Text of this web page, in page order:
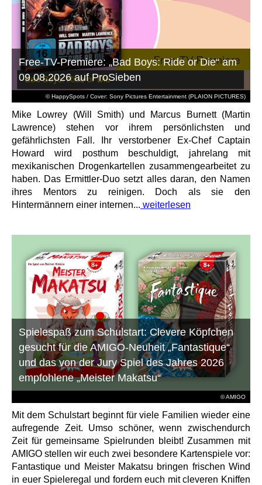
© HappySpots / Cover: Sony Pictures Entertainment (PLAION PICTURES)
Free-TV-Premiere: „Bad Boys: Ride or Die“ am
09.08.2026 auf ProSieben
Mike Lowrey (Will Smith) und Marcus Burnett (Martin
Lawrence) stehen vor ihrem persönlichsten und
gefährlichsten Fall. Ihr verstorbener Ex-Chef Captain
Howard wird posthum beschuldigt, jahrelang mit
mexikanischen Drogenkartellen zusammengearbeitet zu
haben. Das Ermittler-Duo setzt alles daran, den Namen
ihres Mentors zu reinigen. Doch als sie den
Hintermännern einer internen... weiterlesen
© AMIGO
Spielespaß zum Schulstart: Clevere Köpfchen
gesucht für die AMIGO-Neuheit „Fantastique“
und das von der Jury Spiel des Jahres 2026
empfohlene „Meister Makatsu“
Mit dem Schulstart beginnt für viele Familien wieder eine
aufregende Zeit. Umso schöner, wenn zwischendurch
Zeit für gemeinsame Spielrunden bleibt! Zusammen mit
AMIGO stellen wir euch zwei besondere Kartenspiele vor:
Fantastique und Meister Makatsu bringen frischen Wind
in euer Spieleregal und fordern euch mit cleveren Kniffen